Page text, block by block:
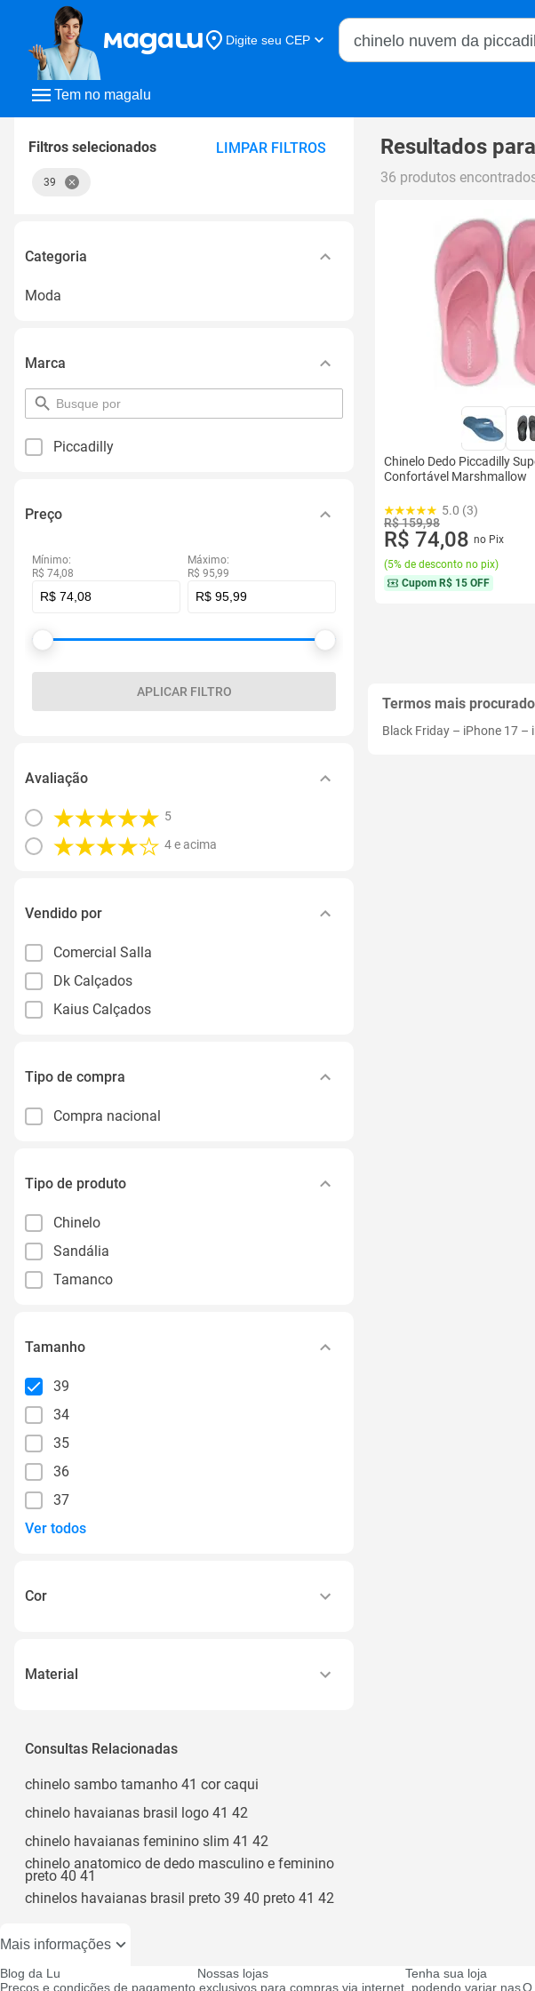
Tem no magalu
Digite seu CEP
Buscar no Magalu
Filtros selecionados LIMPAR FILTROS
39
Categoria
Moda
Marca
pesquisar
por
Piccadilly
Preço
Mínimo:
R$ 74,08
Máximo:
R$ 95,99
APLICAR FILTRO
Avaliação
5
4 e acima
Vendido por
Comercial Salla
Dk Calçados
Kaius Calçados
Tipo de compra
Compra nacional
Tipo de produto
Chinelo
Sandália
Tamanco
Tamanho
39
34
35
36
37
Ver todos
Cor
Material
Consultas Relacionadas
chinelo sambo tamanho 41 cor caqui
chinelo havaianas brasil logo 41 42
chinelo havaianas feminino slim 41 42
chinelo anatomico de dedo masculino e feminino
preto 40 41
chinelos havaianas brasil preto 39 40 preto 41 42
Resultados para
36 produtos
Chinelo Dedo Piccadilly
Confortável Marshmallow
5.0 (3)
R$ 159,98
R$ 74,08 no Pix
(5% de desconto no pix)
Cupom R$ 15 OFF
Termos mais
Black Friday – iPhone 17 –
Mais informações
Blog da Lu Nossas lojas Tenha sua loja
Preços e condições de pagamento exclusivos para compras via internet, podendo variar nasO